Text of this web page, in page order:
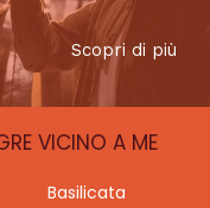
Scopri di più
VICINO A ME
Basilicata